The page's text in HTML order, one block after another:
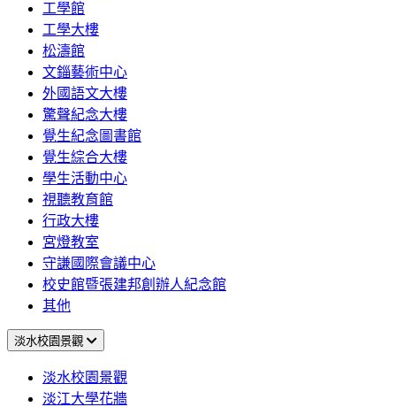
工學館
工學大樓
松濤館
文錙藝術中心
外國語文大樓
驚聲紀念大樓
覺生紀念圖書館
覺生綜合大樓
學生活動中心
視聽教育館
行政大樓
宮燈教室
守謙國際會議中心
校史館暨張建邦創辦人紀念館
其他
淡水校園景觀
淡水校園景觀
淡江大學花牆